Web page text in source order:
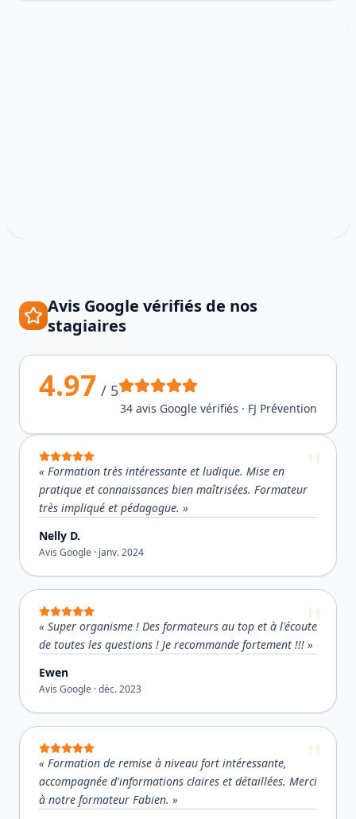
Avis Google vérifiés de nos
stagiaires
4.97 / 5
34 avis Google vérifiés · FJ Prévention
« Formation très intéressante et ludique. Mise en
pratique et connaissances bien maîtrisées. Formateur
très impliqué et pédagogue. »
Nelly D.
Avis Google · janv. 2024
« Super organisme ! Des formateurs au top et à l'écoute
de toutes les questions ! Je recommande fortement !!! »
Ewen
Avis Google ·déc. 2023
« Formation de remise à niveau fort intéressante,
accompagnée d'informations claires et détaillées. Merci
à notre formateur Fabien. »